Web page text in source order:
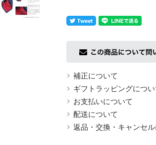
補正について
ギフトラッピングについ
お支払いについて
配送について
返品・交換・キャンセ